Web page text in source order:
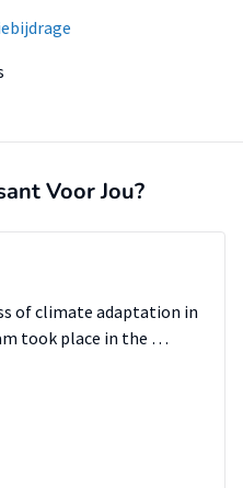
Voor Jou?
of climate adaptation in
took place in the …